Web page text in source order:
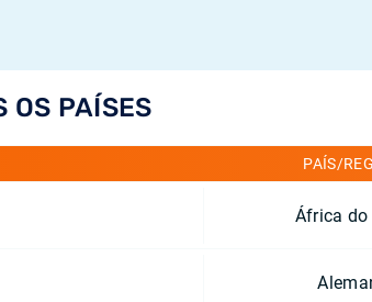
OS PAÍSES
PAÍS/
África do